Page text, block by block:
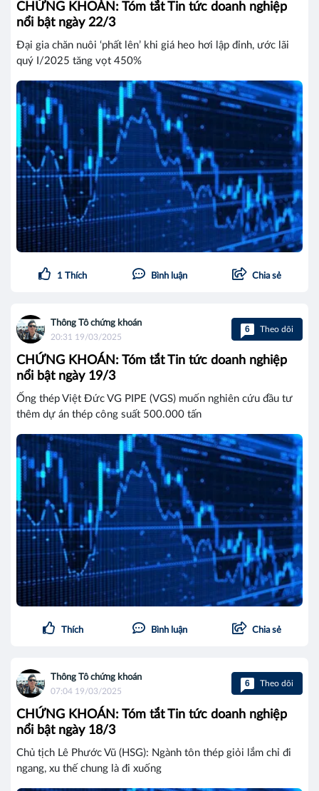
CHỨNG KHOÁN: Tóm tắt Tin tức doanh nghiệp
nổi bật ngày 22/3
Đại gia chăn nuôi ‘phất lên’ khi giá heo hơi lập đỉnh, ước lãi
quý I/2025 tăng vọt 450%
1 Thích Bình luận Chia sẻ
Thông Tô chứng khoán
20:31 19/03/2025
6 Theo dõi
CHỨNG KHOÁN: Tóm tắt Tin tức doanh nghiệp
nổi bật ngày 19/3
Ống thép Việt Đức VG PIPE (VGS) muốn nghiên cứu đầu tư
thêm dự án thép công suất 500.000 tấn
Thích Bình luận Chia sẻ
Thông Tô chứng khoán
07:04 19/03/2025
6 Theo dõi
CHỨNG KHOÁN: Tóm tắt Tin tức doanh nghiệp
nổi bật ngày 18/3
Chủ tịch Lê Phước Vũ (HSG): Ngành tôn thép giỏi lắm chỉ đi
ngang, xu thế chung là đi xuống